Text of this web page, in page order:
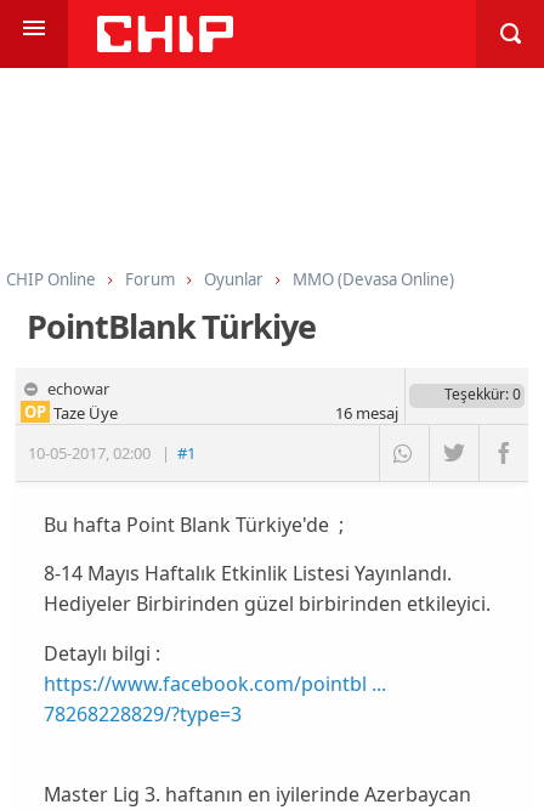
CHIP Online Forum Oyunlar MMO (Devasa Online)
PointBlank Türkiye
echowar
10-05-2017,02:00 |#1
OP Taze Üye
Teşekkür: 0
16mesaj
Bu hafta Point Blank Türkiye'de ;
8-14 Mayıs Haftalık Etkinlik Listesi Yayınlandı.
Hediyeler Birbirinden güzel birbirinden etkileyici.
Detaylı bilgi :
https://www.facebook.com/pointbl ...
78268228829/?type=3
Master Lig 3. haftanın en iyilerinde Azerbaycan